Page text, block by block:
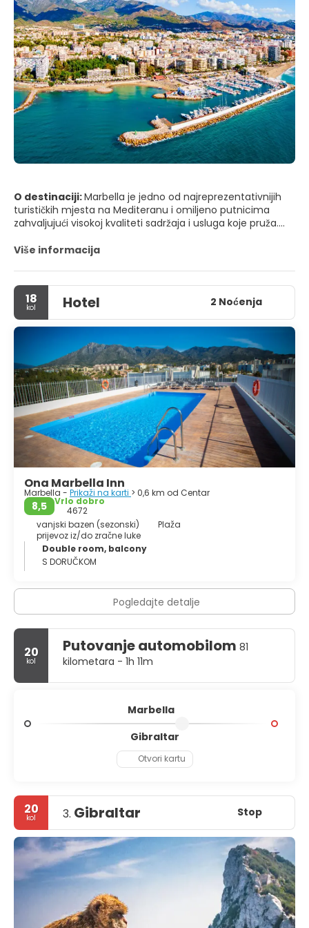
O destinaciji:Marbella je jedno od najreprezentativnijih
turističkih mjesta na Mediteranu i omiljeno putnicima
zahvaljujući visokoj kvaliteti sadržaja i usluga koje pruža.
najsvestranijih odmarališta na plaži Costa del Sol u
baštinu, nekoliko muzeja i izvedbenih prostora te kulturni
kalendar s događajima u rasponu od reggae koncerata do
opernih predstava. Otvoren u svibnju 1970., Puerto Banús u
Marbelli postao je fokus nacionalnog i međunarodnog
turističkog interesa. Ovo mjesto je jedno od glavnih žarišta
turista u gradu, u kojem se nalazi ekskluzivno područje za
razonodu unutar izvrsnih sadržaja svoje marine. Rezervoar
La Concepción nalazi se u Sierra de las Nieves. Unatoč
tome što ga je čovjekova ruka nametnula u dolini,
poslužila je za stvaranje jedinstvenog mjesta na kojem
možete uživati u širokom rasponu bioloških resursa.
Više informacija
18
kol Hotel 2 Noćenja
Ona Marbella Inn
Marbella - Prikaži na karti > 0,6 km od Centar
8,5
Vrlo dobro
4672
vanjski bazen (sezonski)
Plaža
prijevoz iz/do zračne luke
Double room, balcony
S DORUČKOM
Pogledajte detalje
20
kol
Putovanje automobilom 81
kilometara - 1h 11m
Marbella
Gibraltar
Otvori kartu
20
kol 3. Gibraltar Stop